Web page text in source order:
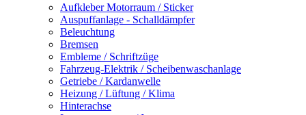
Aufkleber Motorraum / Sticker
Auspuffanlage - Schalldämpfer
Beleuchtung
Bremsen
Embleme / Schriftzüge
Fahrzeug-Elektrik / Scheibenwaschanlage
Getriebe / Kardanwelle
Heizung / Lüftung / Klima
Hinterachse